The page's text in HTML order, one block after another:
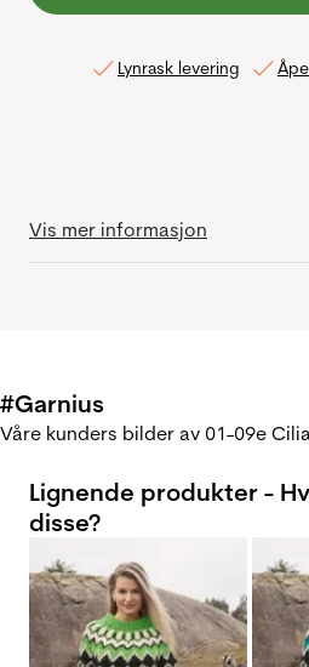
Lynrask levering
Vis mer informasjon
#Garnius
Våre kunders bilder av 01-09e
Lignende produkter -
disse?